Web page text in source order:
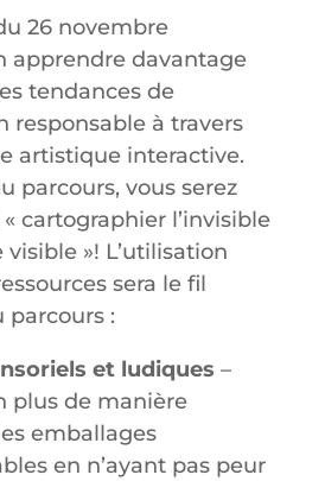
26 novembre
apprendre davantage
tendances de
responsable à travers
artistique interactive.
parcours, vous serez
cartographier l’invisible
»! L’utilisation
sera le fil
:
et ludiques –
plus de manière
emballages
en n’ayant pas peur